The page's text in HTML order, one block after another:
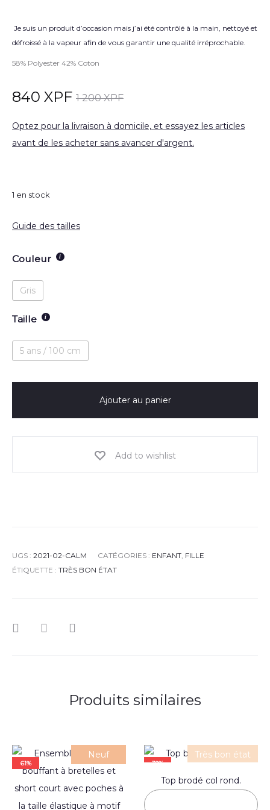
Je suis un produit d’occasion mais j’ai été contrôlé à la main, nettoyé et
défroissé à la vapeur afin de vous garantir une qualité irréprochable.
58% Polyester 42% Coton
1 200XPF
840 XPF
Optez pour la livraison à domicile, et essayez les articles
avant de les acheter sans avancer d'argent.
1 en stock
Guide des tailles
Couleur
Gris
Taille
5 ans / 100 cm
Ajouter au panier
Add to wishlist
UGS : 2021-02-CALM CATÉGORIES : ENFANT, FILLE
ÉTIQUETTE : TRÈS BON ÉTAT
Produits similaires
Neuf
61%
Très bon état
30%
Top brodé col rond.